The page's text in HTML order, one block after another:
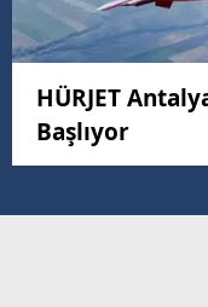
HÜRJET
Başlıyor